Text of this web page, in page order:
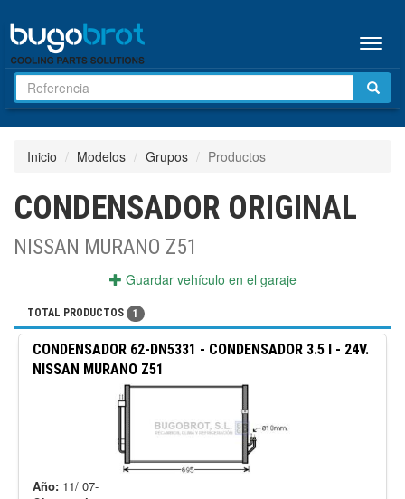
Menú
Inicio Modelos Grupos Productos
CONDENSADOR ORIGINAL
NISSAN MURANO Z51
Guardar vehículo en el garaje
TOTAL PRODUCTOS 1
CONDENSADOR 62-DN5331 - CONDENSADOR 3.5 I - 24V.
NISSAN MURANO Z51
Año: 11/ 07-